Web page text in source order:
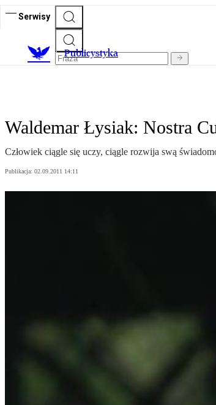
Serwisy
Publicystyka
Waldemar Łysiak: Nostra
Człowiek ciągle się uczy, ciągle rozwija swą
Publikacja: 02.09.2011 14:11